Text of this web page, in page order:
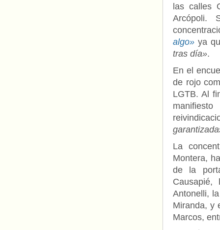
las calles
Arcópoli.
algo» ya
tras día».
En el
de rojo
LGTB. Al
La
Montera,
de la
Antonelli,
Miranda, y
Marcos,